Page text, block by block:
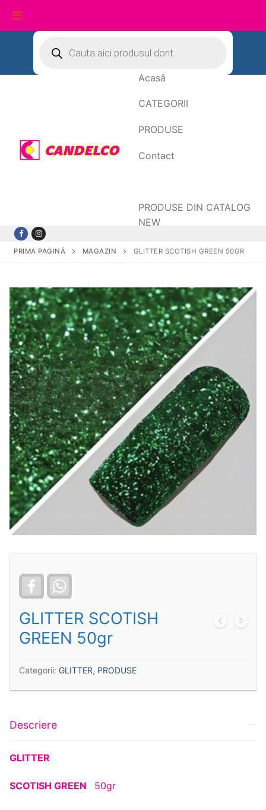
conținut
search
Acasă
CATEGORII
PRODUSE
Contact
PRODUSE DIN CATALOG
NEW
PRIMA PAGINĂ MAGAZIN GLITTER SCOTISH GREEN 50GR
Facebook
GLITTER SCOTISH
GREEN 50gr
Categorii: GLITTER, PRODUSE
Descriere
GLITTER
SCOTISH GREEN 50gr